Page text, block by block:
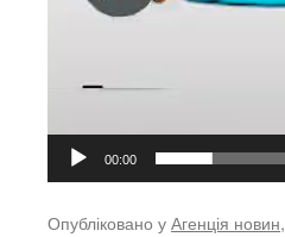
00:00
Опубліковано уАгенція новин,